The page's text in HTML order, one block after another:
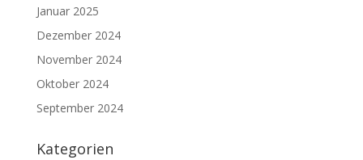
Januar 2025
Dezember 2024
November 2024
Oktober 2024
September 2024
Kategorien